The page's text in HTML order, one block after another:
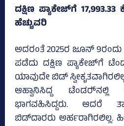
ದಕ್ಷಿಣ ಪ್ಯಾಕೇಜ್‌ಗೆ
ಹೆಚ್ಚುವರಿ
ಅದರಂತೆ 2025ರ ಜೂನ್‌
ಪಡೆದು ದಕ್ಷಿಣ ಪ್ಯಾಕೇಜ್‌ಗೆ
ಯಾವುದೇ ಬಿಡ್‌
ಆಹ್ವಾನಿಸಿದ್ದ
ಭಾಗವಹಿಸಿದ್ದರು. ಆದರೆ
ಬಿಡ್‌ದಾರರು ಅರ್ಹರಾಗಿರಲಿಲ್ಲ.